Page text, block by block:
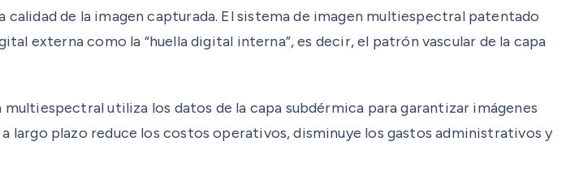
de la imagen capturada. El sistema de imagen multiespectral patentado
externa como la “huella digital interna”, es decir, el patrón vascular de la capa
utiliza los datos de la capa subdérmica para garantizar imágenes
largo plazo reduce los costos operativos, disminuye los gastos administrativos y